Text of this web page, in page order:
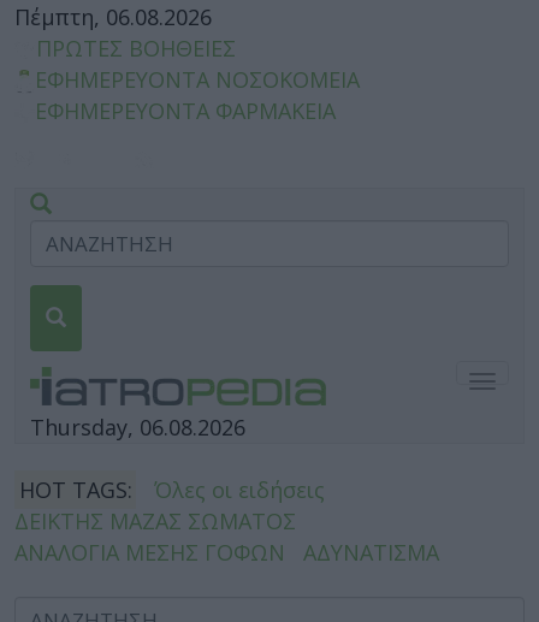
Πέμπτη, 06.08.2026
ΠΡΩΤΕΣ ΒΟΗΘΕΙΕΣ
ΕΦΗΜΕΡΕΥΟΝΤΑ ΝΟΣΟΚΟΜΕΙΑ
ΕΦΗΜΕΡΕΥΟΝΤΑ ΦΑΡΜΑΚΕΙΑ
Thursday, 06.08.2026
HOT TAGS:
Όλες οι ειδήσεις
ΔΕΙΚΤΗΣ ΜΑΖΑΣ ΣΩΜΑΤΟΣ
ΑΝΑΛΟΓΙΑ ΜΕΣΗΣ ΓΟΦΩΝ
ΑΔΥΝΑΤΙΣΜΑ